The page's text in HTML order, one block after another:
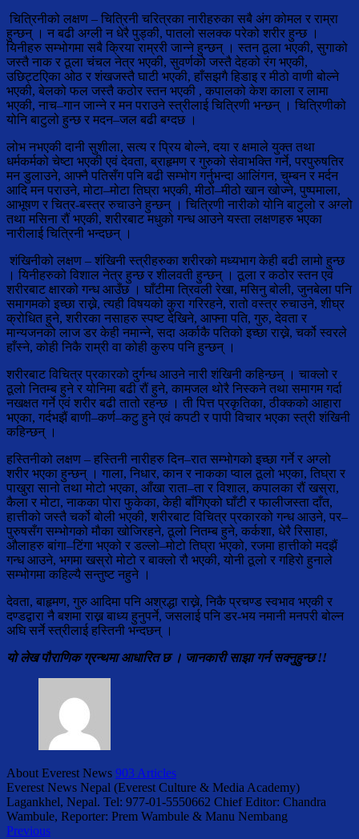
चित्रिनीको लक्षण – चित्रिनी चरित्रका नारीहरुका सबै अंग कोमल र राम्रा
हुन्छन् । न बढी अग्ली न धेरै पुड्की, पातलो सलक्क परेको शरीर हुन्छ ।
यिनीहरु सम्भोगमा सबै क्रिया राम्ररी जान्ने हुन्छन् । स्तन ठूला भएकी, सुगाको
जस्तै नाक र ठूला चंचल नेत्र भएकी, सुवर्णको जस्तै देहको रंग भएकी,
उछिट्टएिका ओठ र शंखजस्तै घाटी भएकी, हाँसझगै हिडाइ र मीठो वाणी बोल्ने
भएकी, बेलको फल जस्तै कठोर स्तन भएकी , कपालको केश काला र लामा
भएकी, नाच–गान जान्ने र मन पराउने स्त्रीलाई चित्रिणी भन्छन् । चित्रिणीको
योनि बाटुलो हुन्छ र मदन–जल बढी बग्दछ ।
लोभ नभएकी दानी सुशीला, सत्य र प्रिय बोल्ने, दया र क्षमाले युक्त तथा
धर्मकर्मको चेष्टा भएकी एवं देवता, ब्राहृमण र गुरुको सेवाभक्ति गर्ने, परपुरुषतिर
मन डुलाउने, आफ्नै पतिसँग पनि बढी सम्भोग गर्नुभन्दा आलिंगन, चुम्बन र मर्दन
आदि मन पराउने, मोटा–मोटा तिघ्रा भएकी, मीठो–मीठो खान खोज्ने, पुष्पमाला,
आभूषण र चित्र-बस्त्र रुचाउने हुन्छन् । चित्रिणी नारीको योनि बाटुलो र अग्लो
तथा मसिना रौं भएकी, शरीरबाट मधुको गन्ध आउने यस्ता लक्षणहरु भएका
नारीलाई चित्रिनी भन्दछन् ।
शंखिनीको लक्षण – शंखिनी स्त्रीहरुका शरीरको मध्यभाग केही बढी लामो हुन्छ
। यिनीहरुको विशाल नेत्र हुन्छ र शीलवती हुन्छन् । ठूला र कठोर स्तन एवं
शरीरबाट क्षारको गन्ध आउँछ । घाँटीमा त्रिवली रेखा, मसिनु बोली, जुनबेला पनि
समागमको इच्छा राख्ने, त्यही विषयको कुरा गरिरहने, रातो वस्त्र रुचाउने, शीघ्र
क्रोधित हुने, शरीरका नसाहरु स्पष्ट देखिने, आफ्ना पति, गुरु, देवता र
मान्यजनको लाज डर केही नमान्ने, सदा अर्काकै पतिको इच्छा राख्ने, चर्को स्वरले
हाँस्ने, कोही निकै राम्री वा कोही कुरुप पनि हुन्छन् ।
शरीरबाट विचित्र प्रकारको दुर्गन्ध आउने नारी शंखिनी कहिन्छन् । चाक्लो र
ठूलो नितम्ब हुने र योनिमा बढी रौं हुने, कामजल थोरै निस्कने तथा समागम गर्दा
नखक्षत गर्ने एवं शरीर बढी तातो रहन्छ । ती पित्त प्रकृतिका, ठीक्कको आहारा
भएका, गर्दभझैं बाणी–कर्ण–कटु हुने एवं कपटी र पापी विचार भएका स्त्री शंखिनी
कहिन्छन् ।
हस्तिनीको लक्षण – हस्तिनी नारीहरु दिन–रात सम्भोगको इच्छा गर्ने र अग्लो
शरीर भएका हुन्छन् । गाला, निधार, कान र नाकका प्वाल ठूलो भएका, तिघ्रा र
पाखुरा सानो तथा मोटो भएका, आँखा राता–ता र विशाल, कपालका रौं खस्रा,
कैला र मोटा, नाकका पोरा फुकेका, केही बाँगिएको घाँटी र फालीजस्ता दाँत,
हात्तीको जस्तै चर्को बोली भएकी, शरीरबाट विचित्र प्रकारको गन्ध आउने, पर–
पुरुषसँग सम्भोगको मौका खोजिरहने, ठूलो नितम्ब हुने, कर्कशा, धेरै रिसाहा,
औलाहरु बांगा–टिंगा भएको र डल्लो–मोटो तिघ्रा भएको, रजमा हात्तीको मदझैं
गन्ध आउने, भगमा खस्रो मोटो र बाक्लो रौ भएकी, योनी ठूलो र गहिरो हुनाले
सम्भोगमा कहिल्यै सन्तुष्ट नहुने ।
देवता, बाहृमण, गुरु आदिमा पनि अश्रद्धा राख्ने, निकै प्रचण्ड स्वभाव भएकी र
दण्डद्वारा नै बशमा राख्न बाध्य हुनुपर्ने, जसलाई पनि डर-भय नमानी मनपरी बोल्न
अघि सर्ने स्त्रीलाई हस्तिनी भन्दछन् ।
यो लेख पौराणिक ग्रन्थमा आधारित छ । जानकारी साझा गर्न सक्नुहुन्छ !!
About Everest News 903 Articles
Everest News Nepal (Everest Culture & Media Academy)
Lagankhel, Nepal. Tel: 977-01-5550662 Chief Editor: Chandra
Wambule, Reporter: Prem Wambule & Manu Nembang
Previous